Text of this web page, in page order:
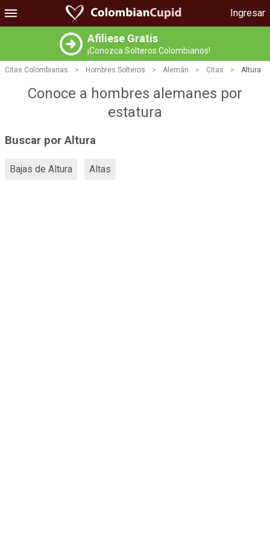
Ingresar
Afiliese Gratis
¡Conozca Solteros Colombianos!
Citas Colombianas > Hombres Solteros > Alemán > Citas > Altura
Conoce a hombres alemanes por
estatura
Buscar por Altura
Bajas de Altura Altas